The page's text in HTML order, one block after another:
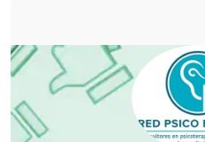
Combustibles y
Compresores de